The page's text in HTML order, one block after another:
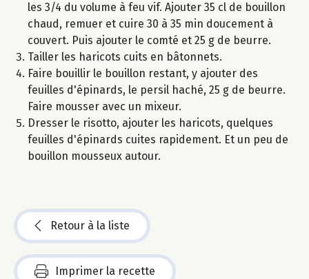
les 3/4 du volume à feu vif. Ajouter 35 cl de bouillon
chaud, remuer et cuire 30 à 35 min doucement à
couvert. Puis ajouter le comté et 25 g de beurre.
Tailler les haricots cuits en bâtonnets.
Faire bouillir le bouillon restant, y ajouter des
feuilles d'épinards, le persil haché, 25 g de beurre.
Faire mousser avec un mixeur.
Dresser le risotto, ajouter les haricots, quelques
feuilles d'épinards cuites rapidement. Et un peu de
bouillon mousseux autour.
Retour à la liste
Imprimer la recette